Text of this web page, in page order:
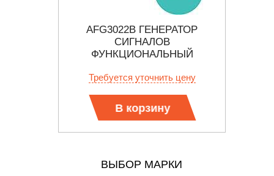
AFG3022B ГЕНЕРАТОР
СИГНАЛОВ
ФУНКЦИОНАЛЬНЫЙ
Требуется уточнить цену
В корзину
ВЫБОР МАРКИ